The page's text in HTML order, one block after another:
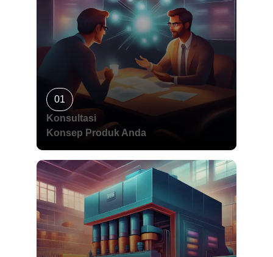
01
Konsultasi
Konsep Produk Anda